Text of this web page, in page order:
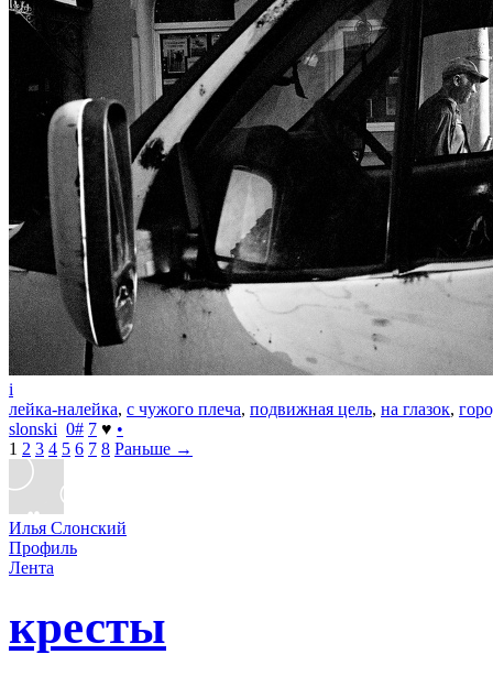
i
лейка-налейка, с чужого плеча, подвижная цель, на глазок,
slonski 0# 7 ♥ •
1 2 3 4 5 6 7 8 Раньше →
Илья Слонский
Профиль
Лента
кресты